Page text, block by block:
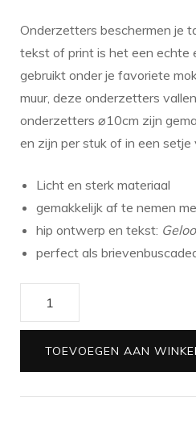
Onderzetters beschermen je
tekst of print is het een echte
gebruikt onder je favoriete
muur, deze onderzetters
onderzetters ⌀10cm zijn
en zijn per stuk of in een
Licht en sterk materiaal
gemakkelijk af te nemen
hip ontwerp en tekst:
perfect als
TOEVOEGEN AAN